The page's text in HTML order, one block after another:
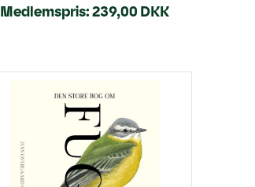
Medlemspris:239,00 DKK